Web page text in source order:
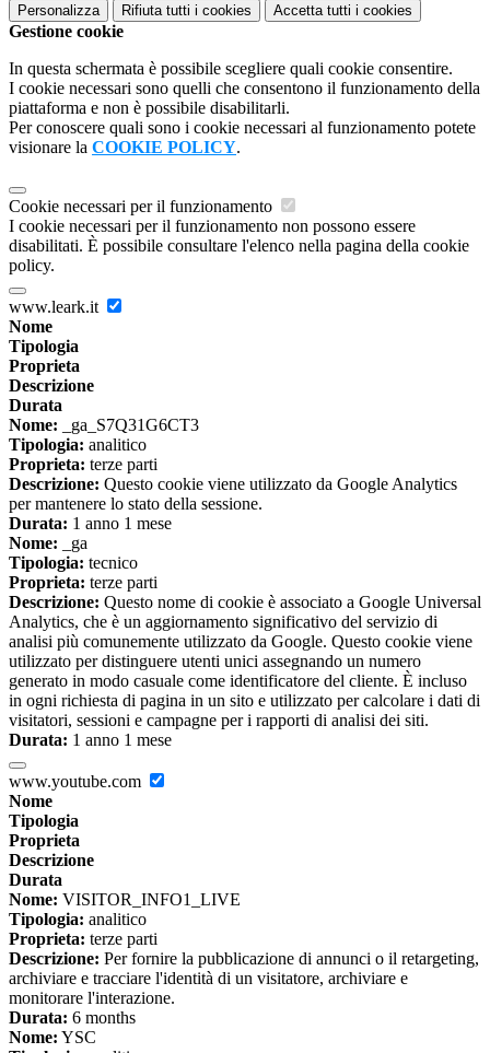
Personalizza Rifiuta tutti i cookies Accetta tutti i cookies
Gestione cookie
In questa schermata è possibile scegliere quali cookie consentire.
I cookie necessari sono quelli che consentono il funzionamento della
piattaforma e non è possibile disabilitarli.
Per conoscere quali sono i cookie necessari al funzionamento potete
visionare la COOKIE POLICY.
Cookie necessari per il funzionamento
I cookie necessari per il funzionamento non possono essere
disabilitati. È possibile consultare l'elenco nella pagina della cookie
policy.
www.leark.it
Nome
Tipologia
Proprieta
Descrizione
Durata
Nome: _ga_S7Q31G6CT3
Tipologia: analitico
Proprieta: terze parti
Descrizione: Questo cookie viene utilizzato da Google Analytics
per mantenere lo stato della sessione.
Durata: 1 anno 1 mese
Nome: _ga
Tipologia: tecnico
Proprieta: terze parti
Descrizione: Questo nome di cookie è associato a Google Universal
Analytics, che è un aggiornamento significativo del servizio di
analisi più comunemente utilizzato da Google. Questo cookie viene
utilizzato per distinguere utenti unici assegnando un numero
generato in modo casuale come identificatore del cliente. È incluso
in ogni richiesta di pagina in un sito e utilizzato per calcolare i dati di
visitatori, sessioni e campagne per i rapporti di analisi dei siti.
Durata: 1 anno 1 mese
www.youtube.com
Nome
Tipologia
Proprieta
Descrizione
Durata
Nome: VISITOR_INFO1_LIVE
Tipologia: analitico
Proprieta: terze parti
Descrizione: Per fornire la pubblicazione di annunci o il retargeting,
archiviare e tracciare l'identità di un visitatore, archiviare e
monitorare l'interazione.
Durata: 6 months
Nome: YSC